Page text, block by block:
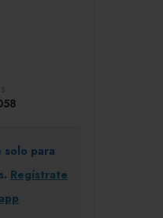
solo para
Regístrate